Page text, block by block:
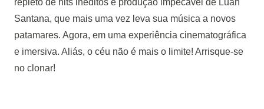
repleto de hits inéditos e produção impecável de Luan
Santana, que mais uma vez leva sua música a novos
patamares. Agora, em uma experiência cinematográfica
e imersiva. Aliás, o céu não é mais o limite! Arrisque-se
no clonar!